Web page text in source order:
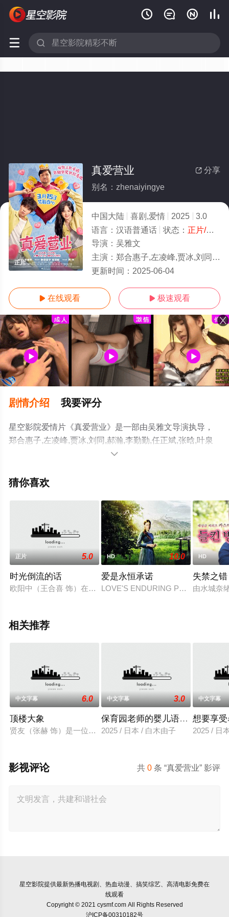
   
 
正片
 分享
真爱营业
别名：zhenaiyingye
中国大陆 喜剧,爱情 2025
3.0
语言： 汉语普通话 状态： 正片/高清
导演： 吴雅文
主演： 郑合惠子,左凌峰,贾冰,刘同,郝瀚,李勤勤,任正斌,张晗,叶泉希,马旭东,张维伊,郭阳,郭亮,刘坤,邓帅,叶浏,尹贝希,常
更新时间： 2025-06-04
 在线观看  极速观看
剧情介绍 我要评分
星空影院爱情片《真爱营业》是一部由吴雅文导演执导，
郑合惠子,左凌峰,贾冰,刘同,郝瀚,李勤勤,任正斌,张晗,叶泉
希,马旭东,张维伊,郭阳,郭亮,刘坤,邓帅,叶浏,尹贝希,常诚,尤
无删减完整版电影就上星空影视，更多剧情信息可移步至

猜你喜欢
正片 5.0
时光倒流的话
欧阳中（王合喜 饰）在某个暴雨天去市郊维修街灯时，意外发
HD 10.0
爱是永恒承诺
LOVE'S ENDURING PROMISE是
HD
失禁之错
由水城奈
相关推荐
中文字幕 6.0
顶楼大象
贤友（张赫 饰）是一位小有名气的作家，自从被前女友无故抛
中文字幕 3.0
保育园老师的婴儿语让人超兴奋
2025 / 日本 / 白木由子
中文字幕
想要享
2025 / 日
共0 条 “真爱营业” 影评
影视评论
星空影院提供最新热播电视剧、热血动漫、搞笑综艺、高清电影免费在
线观看
Copyright © 2021 cysmf.com All Rights Reserved
沪ICP备00310182号